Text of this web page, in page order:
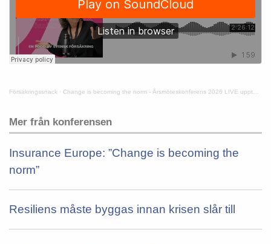
Försäkringssnack · Change is becoming the norm - Årsmöteskonferens 2026 LIVE upptagning
Mer från konferensen
Insurance Europe: ”Change is becoming the
norm”
Resiliens måste byggas innan krisen slår till